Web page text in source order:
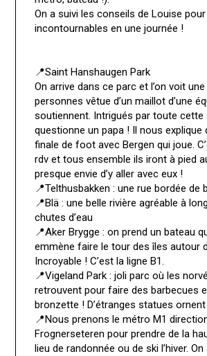
On a suivi les conseils de Louise
incontournables en une journée !
📍Saint Hanshaugen Park
On arrive dans ce parc et l’on voit
personnes vêtue d’un maillot d’une
soutiennent. Intrigués par toute cette
questionne un papa ! Il nous explique
finale de foot avec Bergen qui joue.
rdv et tous ensemble ils iront à pied
presque envie d’y aller avec eux !
📍Telthusbakken : une rue bordée de
📍Blä : une belle rivière agréable à
chutes d’eau
📍Aker Brygge : on prend un bateau
emmène faire le tour des îles autour
Incroyable ! C’est la ligne B1.
📍Vigeland Park : joli parc où les
retrouvent pour faire des barbecues
bronzette ! D’étranges statues
📍Nous prenons le métro M1
Frognerseteren pour prendre de la
lieu de randonnée ou de ski l’hiver. On